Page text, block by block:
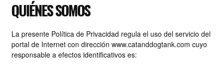
QUIÉNES SOMOS
La presente Política de Privacidad regula el uso del servicio del
portal de Internet con dirección www.catanddogtank.com cuyo
responsable a efectos identificativos es: